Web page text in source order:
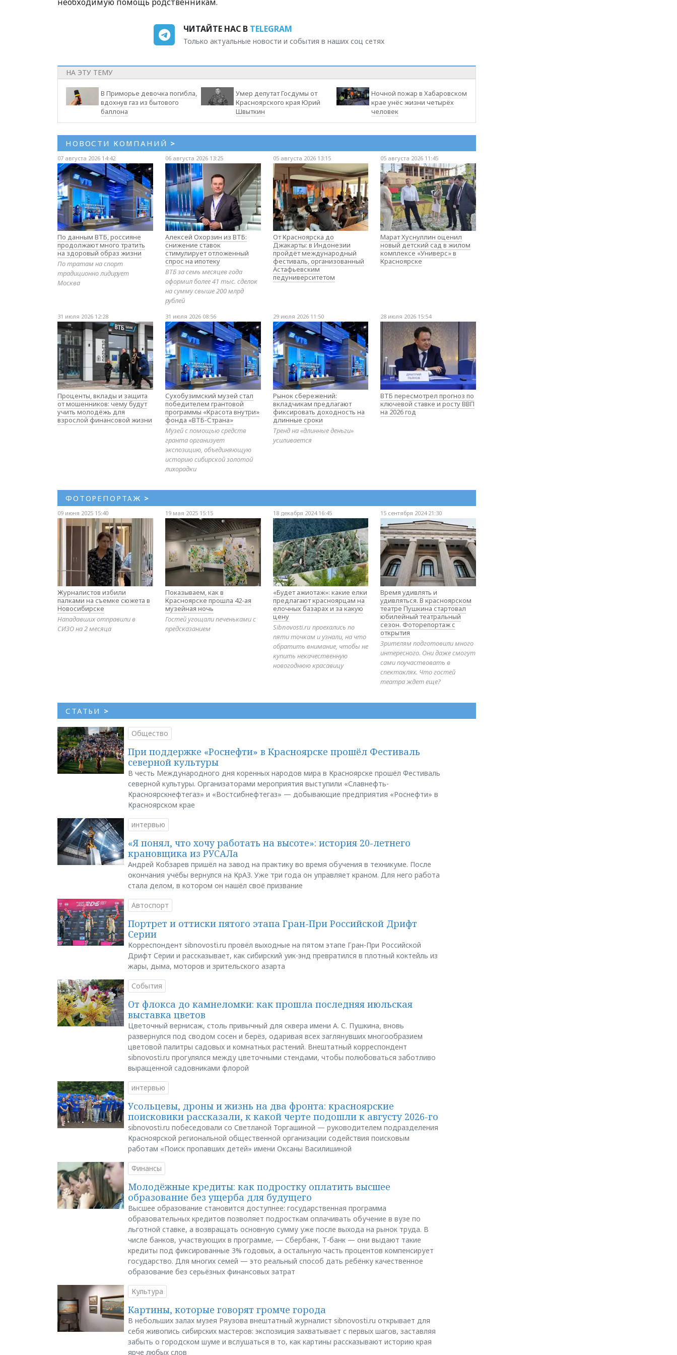
ЧИТАЙТЕ НАС В TELEGRAM
Только актуальные новости и события в наших соц сетях
НА ЭТУ ТЕМУ
В Приморье девочка погибла,
вдохнув газ из бытового
баллона
Умер депутат Госдумы от
Красноярского края Юрий
Швыткин
Ночной пожар в Хабаровском
крае унёс жизни четырёх
человек
НОВОСТИ КОМПАНИЙ >
07 августа 2026 14:42
По данным ВТБ, россияне
продолжают много тратить
на здоровый образ жизни
По тратам на спорт
традиционно лидирует
Москва
06 августа 2026 13:25
Алексей Охорзин из ВТБ:
снижение ставок
стимулирует отложенный
спрос на ипотеку
ВТБ за семь месяцев года
оформил более 41 тыс. сделок
на сумму свыше 200 млрд
рублей
05 августа 2026 13:15
От Красноярска до
Джакарты: в Индонезии
пройдёт международный
фестиваль, организованный
Астафьевским
педуниверситетом
05 августа 2026 11:45
Марат Хуснуллин оценил
новый детский сад в жилом
комплексе «Универс» в
Красноярске
31 июля 2026 12:28
Проценты, вклады и защита
от мошенников: чему будут
учить молодёжь для
взрослой финансовой жизни
31 июля 2026 08:56
Сухобузимский музей стал
победителем грантовой
программы «Красота внутри»
фонда «ВТБ-Страна»
Музей с помощью средств
гранта организует
экспозицию, объединяющую
историю сибирской золотой
лихорадки
29 июля 2026 11:50
Рынок сбережений:
вкладчикам предлагают
фиксировать доходность на
длинные сроки
Тренд на «длинные деньги»
усиливается
28 июля 2026 15:54
ВТБ пересмотрел прогноз по
ключевой ставке и росту ВВП
на 2026 год
ФОТОРЕПОРТАЖ >
09 июня 2025 15:40
Журналистов избили
палками на съемке сюжета в
Новосибирске
Нападавших отправили в
СИЗО на 2 месяца
19 мая 2025 15:15
Показываем, как в
Красноярске прошла 42-ая
музейная ночь
Гостей угощали печеньками с
предсказанием
18 декабря 2024 16:45
«Будет ажиотаж»: какие елки
предлагают красноярцам на
елочных базарах и за какую
цену
Sibnovosti.ru проехались по
пяти точкам и узнали, на что
обратить внимание, чтобы не
купить некачественную
новогоднюю красавицу
15 сентября 2024 21:30
Время удивлять и
удивляться. В красноярском
театре Пушкина стартовал
юбилейный театральный
сезон. Фоторепортаж с
открытия
Зрителям подготовили много
интересного. Они даже смогут
сами поучаствовать в
спектаклях. Что гостей
театра ждет еще?
СТАТЬИ >
Общество
При поддержке «Роснефти» в Красноярске прошёл Фестиваль
северной культуры
В честь Международного дня коренных народов мира в Красноярске прошёл Фестиваль
северной культуры. Организаторами мероприятия выступили «Славнефть-
Красноярскнефтегаз» и «Востсибнефтегаз» — добывающие предприятия «Роснефти» в
Красноярском крае
интервью
«Я понял, что хочу работать на высоте»: история 20-летнего
крановщика из РУСАЛа
Андрей Кобзарев пришёл на завод на практику во время обучения в техникуме. После
окончания учёбы вернулся на КрАЗ. Уже три года он управляет краном. Для него работа
стала делом, в котором он нашёл своё призвание
Автоспорт
Портрет и оттиски пятого этапа Гран-При Российской Дрифт
Серии
Корреспондент sibnovosti.ru провёл выходные на пятом этапе Гран-При Российской
Дрифт Серии и рассказывает, как сибирский уик-энд превратился в плотный коктейль из
жары, дыма, моторов и зрительского азарта
События
От флокса до камнеломки: как прошла последняя июльская
выставка цветов
Цветочный вернисаж, столь привычный для сквера имени А. С. Пушкина, вновь
развернулся под сводом сосен и берёз, одаривая всех заглянувших многообразием
цветовой палитры садовых и комнатных растений. Внештатный корреспондент
sibnovosti.ru прогулялся между цветочными стендами, чтобы полюбоваться заботливо
выращенной садовниками флорой
интервью
Усольцевы, дроны и жизнь на два фронта: красноярские
поисковики рассказали, к какой черте подошли к августу 2026-го
sibnovosti.ru побеседовали со Светланой Торгашиной — руководителем подразделения
Красноярской региональной общественной организации содействия поисковым
работам «Поиск пропавших детей» имени Оксаны Василишиной
Финансы
Молодёжные кредиты: как подростку оплатить высшее
образование без ущерба для будущего
Высшее образование становится доступнее: государственная программа
образовательных кредитов позволяет подросткам оплачивать обучение в вузе по
льготной ставке, а возвращать основную сумму уже после выхода на рынок труда. В
числе банков, участвующих в программе, — Сбербанк, Т-банк — они выдают такие
кредиты под фиксированные 3% годовых, а остальную часть процентов компенсирует
государство. Для многих семей — это реальный способ дать ребёнку качественное
образование без серьёзных финансовых затрат
Культура
Картины, которые говорят громче города
В небольших залах музея Ряузова внештатный журналист sibnovosti.ru открывает для
себя живопись сибирских мастеров: экспозиция захватывает с первых шагов, заставляя
забыть о городском шуме и вслушаться в то, как картины рассказывают историю края
ярче любых слов